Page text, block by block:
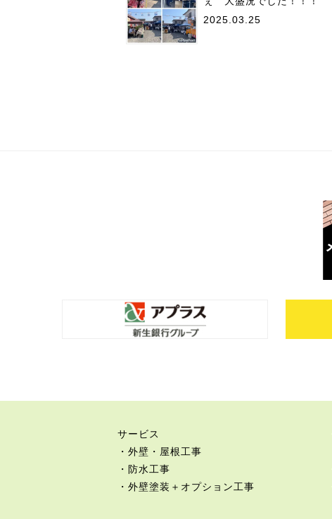
2025.03.25
サービス
・外壁・屋根工事
・防水工事
・外壁塗装＋オプション工事